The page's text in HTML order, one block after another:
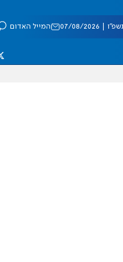
08/2026 המייל האדום